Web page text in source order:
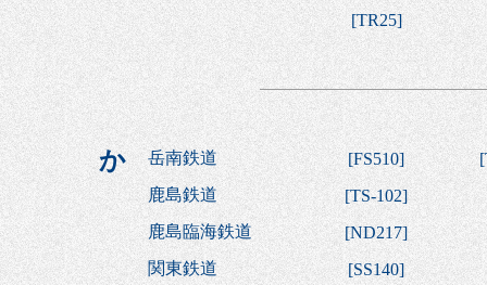
[TR25]
か 岳南鉄道 [FS510] [
鹿島鉄道
[TS-102]
鹿島臨海鉄道
[ND217]
関東鉄道
[SS140]